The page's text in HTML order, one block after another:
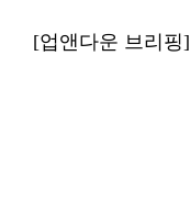
[업앤다운 브리핑]